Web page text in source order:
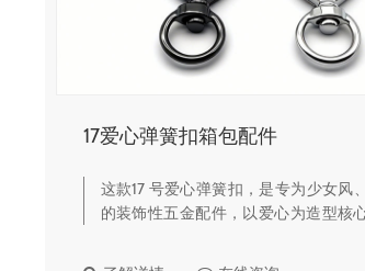
17爱心弹簧扣箱包配件
这款17 号爱心弹簧扣，是专为少女风
的装饰性五金配件，以爱心为造型核
DIY 的热门选择。🔹 核心产品亮点三